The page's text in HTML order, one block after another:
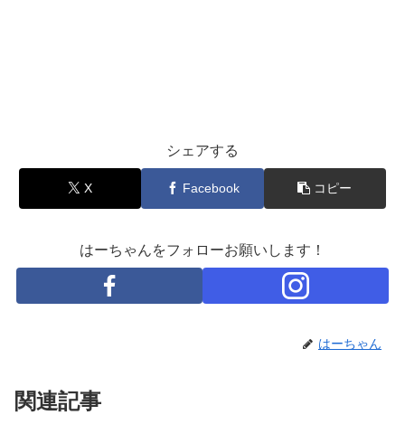
シェアする
X Facebook コピー
はーちゃんをフォローお願いします！
はーちゃん
関連記事